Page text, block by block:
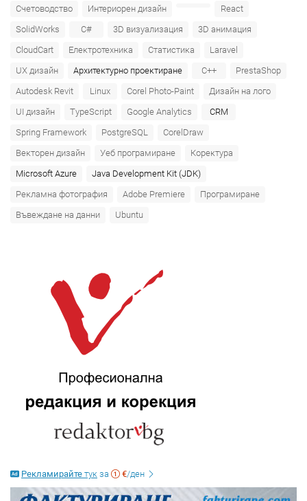
Счетоводство
Интериорен дизайн
React
SolidWorks
C# 3D визуализация
3D анимация
CloudCart
Електротехника Статистика
Laravel
UX дизайн
Архитектурно проектиране C++
PrestaShop
Autodesk Revit
Linux Corel Photo-Paint
Дизайн на лого
UI дизайн
TypeScript Google Analytics
CRM
Spring Framework
PostgreSQL
CorelDraw
Векторен дизайн
Уеб програмиране
Коректура
Microsoft Azure‎
Java Development Kit (JDK)
Рекламна фотография
Adobe Premiere
Програмиране
Въвеждане на данни
Ubuntu
Рекламирайте тук за €/ден